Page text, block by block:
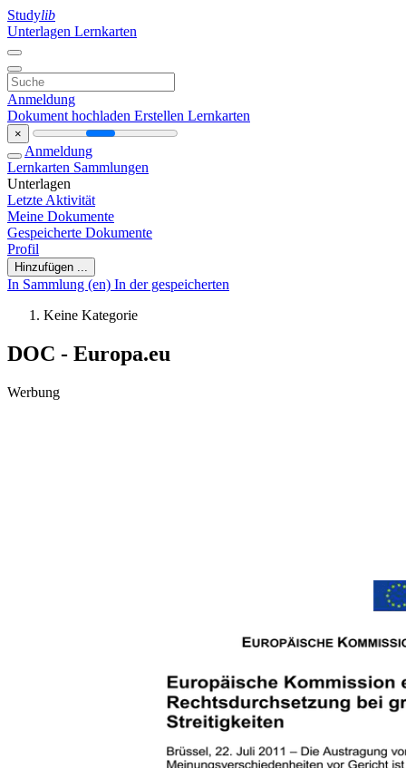
Studylib
Unterlagen Lernkarten
Anmeldung
Dokument hochladen Erstellen Lernkarten
×
Anmeldung
Lernkarten Sammlungen
Unterlagen
Letzte Aktivität
Meine Dokumente
Gespeicherte Dokumente
Profil
Hinzufügen ...
In Sammlung (en) In der gespeicherten
Keine Kategorie
DOC - Europa.eu
Werbung